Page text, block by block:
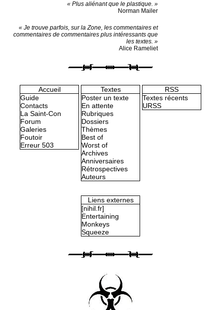
« Plus aliénant que le plastique. »
Norman Mailer
« Je trouve parfois, sur la Zone, les commentaires et
commentaires de commentaires plus intéressants que
les textes. »
Alice Rameliet
Accueil
Guide
Contacts
La Saint-Con
Forum
Galeries
Foutoir
Erreur 503
Textes
Poster un texte
En attente
Rubriques
Dossiers
Thèmes
Best of
Worst of
Archives
Anniversaires
Rétrospectives
Auteurs
RSS
Textes récents
URSS
Liens externes
[nihil.fr]
Entertaining
Monkeys
Squeeze